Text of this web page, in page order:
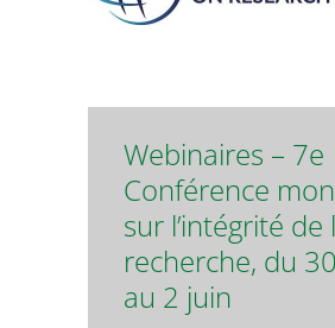
Webinaires – 7e
Conférence
sur l’intégrité de
recherche, du
au 2 juin